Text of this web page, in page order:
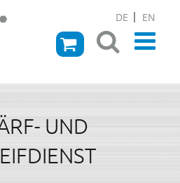
DE EN
UND